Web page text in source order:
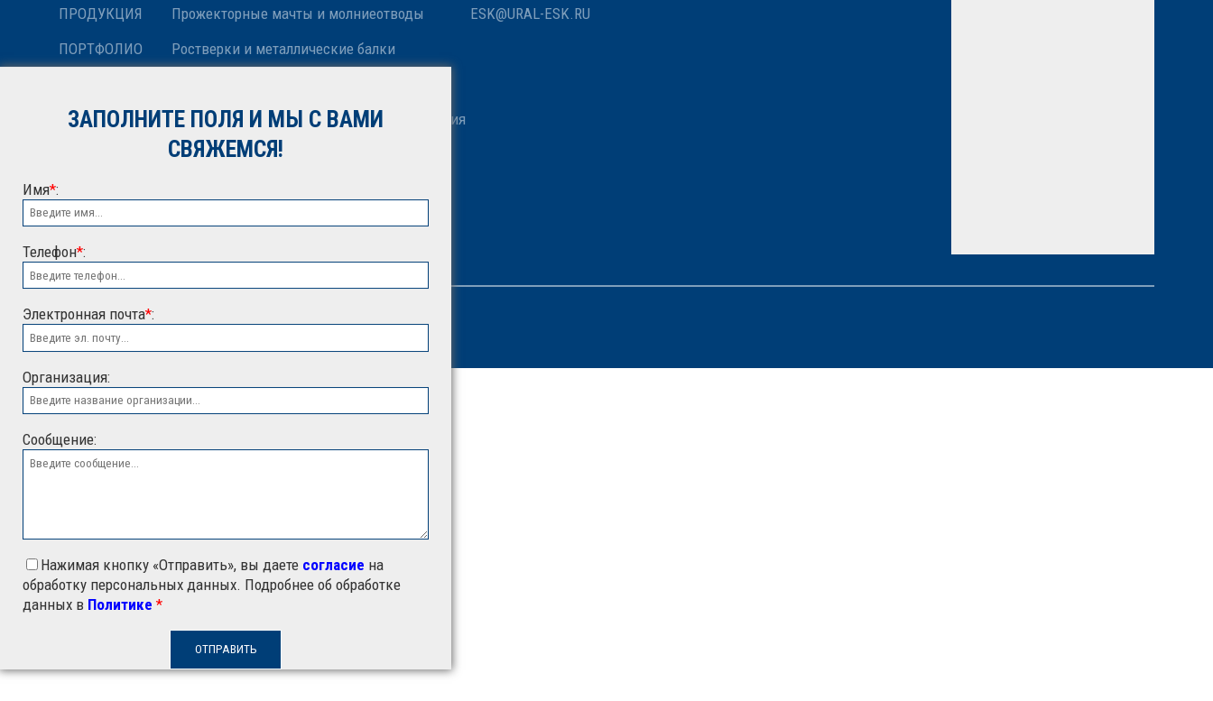
ПРОДУКЦИЯ
ПОРТФОЛИО
КОНТАКТЫ
Прожекторные мачты и молниеотводы
Ростверки и металлические балки
Металлоконструкции различного назначения
ESK@URAL-ESK.RU
ООО "ЭСК"
ЗАПОЛНИТЕ ПОЛЯ И МЫ С ВАМИ
СВЯЖЕМСЯ!
Имя*:
Телефон*:
Электронная почта*:
Организация:
Сообщение:
Нажимая кнопку «Отправить», вы даете согласие на
обработку персональных данных. Подробнее об обработке
данных в Политике *